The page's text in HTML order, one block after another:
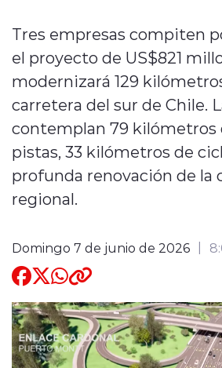
Quienes Somos
Tres empresas compiten
el proyecto de US$821
modernizará 129
carretera del sur de Chile.
contemplan 79 kilómetros
pistas, 33 kilómetros de
profunda renovación de la
regional.
Domingo 7 de junio de 2026